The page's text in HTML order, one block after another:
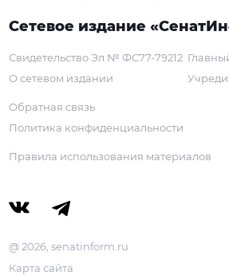
Сетевое издание
Свидетельство Эл № ФС77-79212
О сетевом издании
Обратная связь
Политика конфиденциальности
Правила использования материалов
@ 2026, senatinform.ru
Карта сайта